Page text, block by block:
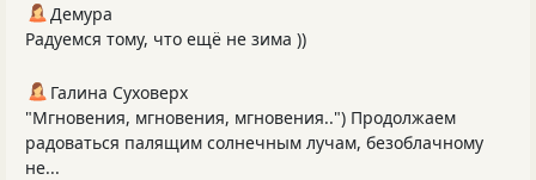
Демура
Радуемся тому, что ещё не зима ))
Галина Суховерх
"Мгновения, мгновения, мгновения..") Продолжаем
радоваться палящим солнечным лучам, безоблачному
не...